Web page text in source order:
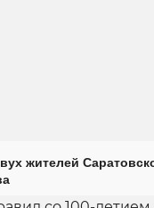
жителей